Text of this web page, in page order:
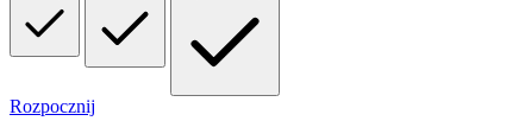
Rozpocznij